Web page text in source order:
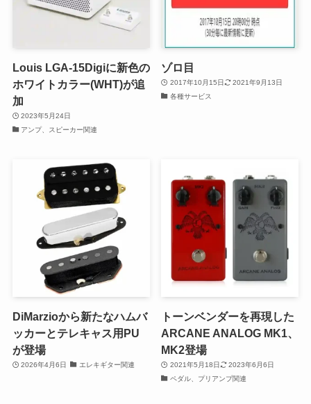
Louis LGA-15Digiに新色の
ホワイトカラー(WHT)が追
加
2023年5月24日
アンプ、スピーカー関連
ゾロ目
2017年10月15日
2021年9月13日
各種サービス
DiMarzioから新たなハムバ
ッカーとテレキャス用PU
が登場
2026年4月6日 エレキギター関連
トーンベンダーを再現した
ARCANE ANALOG MK1、
MK2登場
2021年5月18日
2023年6月6日
ペダル、プリアンプ関連